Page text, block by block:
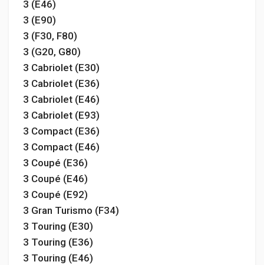
3 (E46)
3 (E90)
3 (F30, F80)
3 (G20, G80)
3 Cabriolet (E30)
3 Cabriolet (E36)
3 Cabriolet (E46)
3 Cabriolet (E93)
3 Compact (E36)
3 Compact (E46)
3 Coupé (E36)
3 Coupé (E46)
3 Coupé (E92)
3 Gran Turismo (F34)
3 Touring (E30)
3 Touring (E36)
3 Touring (E46)